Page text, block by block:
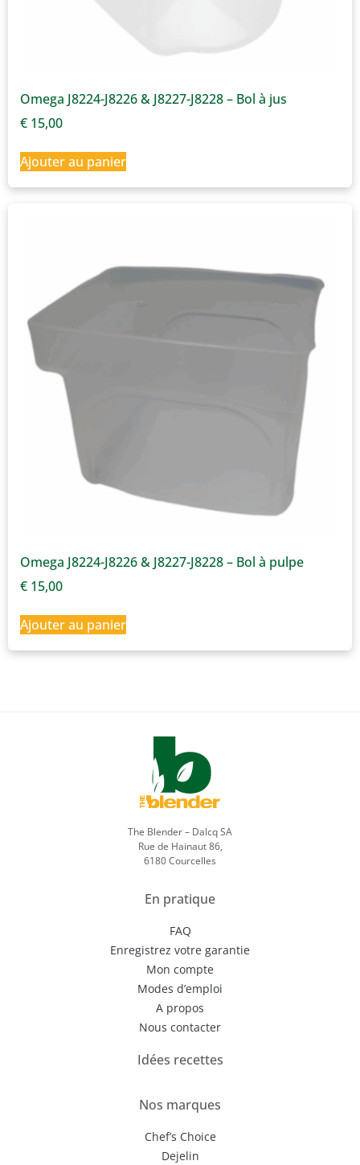
Omega J8224-J8226 & J8227-J8228 – Bol à jus
€ 15,00
Ajouter au panier
Omega J8224-J8226 & J8227-J8228 – Bol à pulpe
€ 15,00
Ajouter au panier
The Blender – Dalcq SA
Rue de Hainaut 86,
6180 Courcelles
En pratique
FAQ
Enregistrez votre garantie
Mon compte
Modes d’emploi
A propos
Nous contacter
Idées recettes
Nos marques
Chef’s Choice
Dejelin